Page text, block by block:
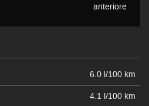
anteriore
6.0 l/100 km
4.1 l/100 km